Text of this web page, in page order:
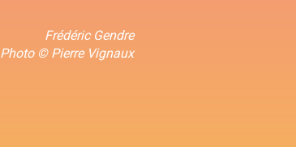
Frédéric Gendre
Photo © Pierre Vignaux